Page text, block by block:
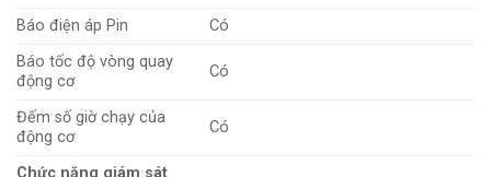
Báo điện áp Pin
Có
Báo tốc độ vòng quay
động cơ
Có
Đếm số giờ chạy của
động cơ
Có
Chức năng giám sát